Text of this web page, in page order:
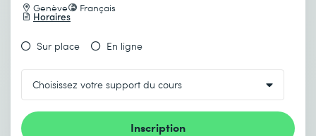
Genève Français
Horaires
Sur place En ligne
Inscription